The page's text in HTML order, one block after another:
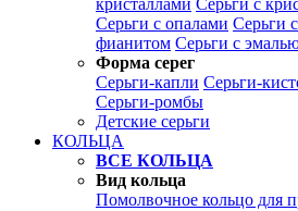
кристаллами Серьги с
Серьги с опалами Серьги
фианитом Серьги с
Форма серег
Серьги-капли Серьги-
Серьги-ромбы
Детские серьги
КОЛЬЦА
ВСЕ КОЛЬЦА
Вид кольца
Помолвочное кольцо для